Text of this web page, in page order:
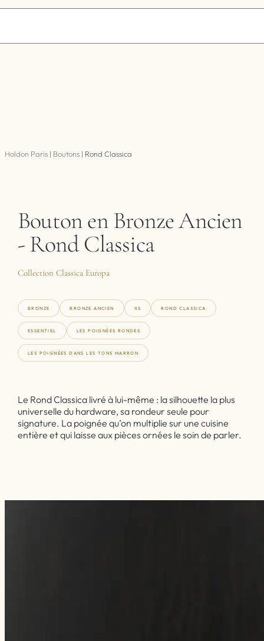
Holdon Paris | Boutons | Rond Classica
Bouton en Bronze Ancien
- Rond Classica
Collection Classica Europa
BRONZE BRONZE ANCIEN XS ROND CLASSICA
ESSENTIEL LES POIGNÉES RONDES
LES POIGNÉES DANS LES TONS MARRON
Le Rond Classica livré à lui-même : la silhouette la plus
universelle du hardware, sa rondeur seule pour
signature. La poignée qu’on multiplie sur une cuisine
entière et qui laisse aux pièces ornées le soin de parler.